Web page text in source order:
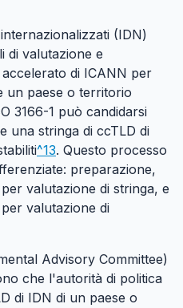
(IDN)
di valutazione e
di ICANN per
un paese o territorio
3166-1 può candidarsi
una stringa di ccTLD di
^13. Questo processo
preparazione,
valutazione di stringa, e
valutazione di
Advisory Committee)
che l'autorità di politica
di IDN di un paese o